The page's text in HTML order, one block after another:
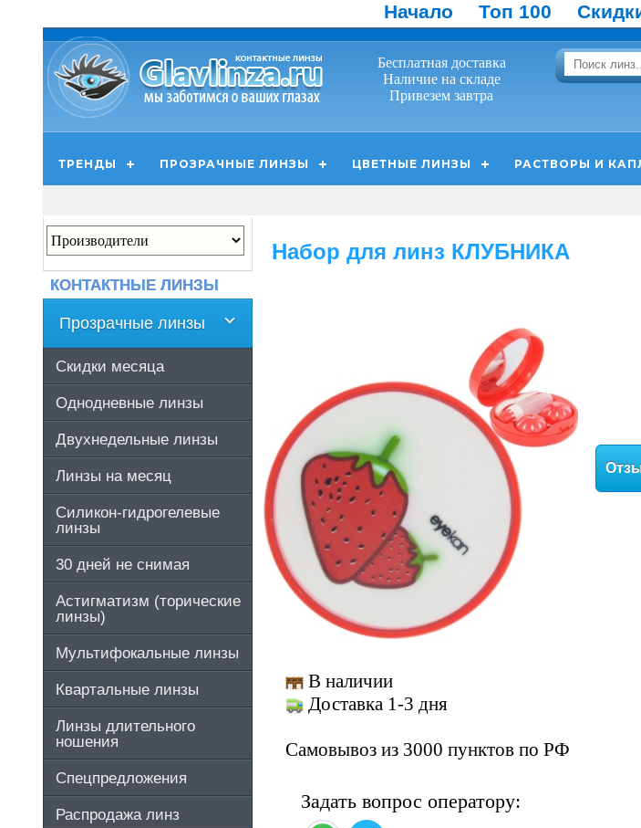
Начало Топ 100
Бесплатная доставка
Наличие на складе
Привезем завтра
ТРЕНДЫ ПРОЗРАЧНЫЕ ЛИНЗЫ ЦВЕТНЫЕ ЛИНЗЫ РАСТВОРЫ И
Набор для линз КЛУБНИКА
В наличии
Доставка 1-3 дня
Самовывоз из 3000 пунктов по РФ
Задать вопрос оператору:
КОНТАКТНЫЕ ЛИНЗЫ
Прозрачные линзы
Скидки месяца
Однодневные линзы
Двухнедельные линзы
Линзы на месяц
Силикон-гидрогелевые
линзы
30 дней не снимая
Астигматизм (торические
линзы)
Мультифокальные линзы
Квартальные линзы
Линзы длительного
ношения
Спецпредложения
Распродажа линз